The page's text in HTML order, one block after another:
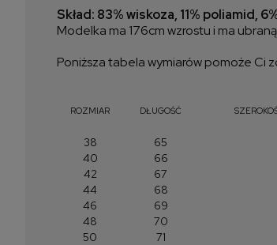
Skład: 83% wiskoza, 11% poliamid,
Modelka ma 176cm wzrostu i ma
Poniższa tabela wymiarów pomoże Ci
ROZMIAR DŁUGOŚĆ
38 65
40
66
42
67
44
68
46
69
48
70
50
71